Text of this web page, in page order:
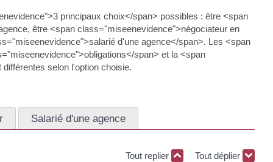
principaux choix</span> possibles : être <span
être <span class="miseenevidence">négociateur en
d'une agence</span>. Les <span
span> et la <span
selon l'option choisie.
Salarié d'une agence
Tout replier Tout déplier